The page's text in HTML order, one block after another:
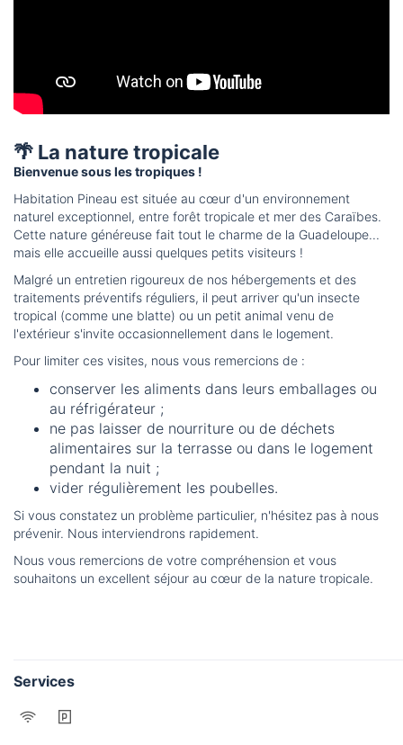
🌴 La nature tropicale
Bienvenue sous les tropiques !
Habitation Pineau est située au cœur d'un environnement
naturel exceptionnel, entre forêt tropicale et mer des Caraïbes.
Cette nature généreuse fait tout le charme de la Guadeloupe...
mais elle accueille aussi quelques petits visiteurs !
Malgré un entretien rigoureux de nos hébergements et des
traitements préventifs réguliers, il peut arriver qu'un insecte
tropical (comme une blatte) ou un petit animal venu de
l'extérieur s'invite occasionnellement dans le logement.
Pour limiter ces visites, nous vous remercions de :
conserver les aliments dans leurs emballages ou
au réfrigérateur ;
ne pas laisser de nourriture ou de déchets
alimentaires sur la terrasse ou dans le logement
pendant la nuit ;
vider régulièrement les poubelles.
Si vous constatez un problème particulier, n'hésitez pas à nous
prévenir. Nous interviendrons rapidement.
Nous vous remercions de votre compréhension et vous
souhaitons un excellent séjour au cœur de la nature tropicale.
Services